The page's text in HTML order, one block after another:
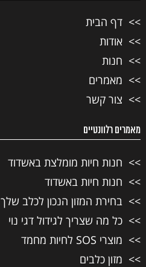
דף הבית
אודות
חנות
מאמרים
צור קשר
מאמרים רלוונטיים
חנות חיות מומלצת באשדוד
חנות חיות באשדוד
בחירת המזון הנכון לכלב שלך
כל מה שצריך לגידול דגי נוי
מוצרי SOS לחיות מחמד
מזון כלבים